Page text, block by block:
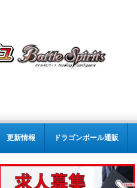
更新情報 ドラゴンボール通販